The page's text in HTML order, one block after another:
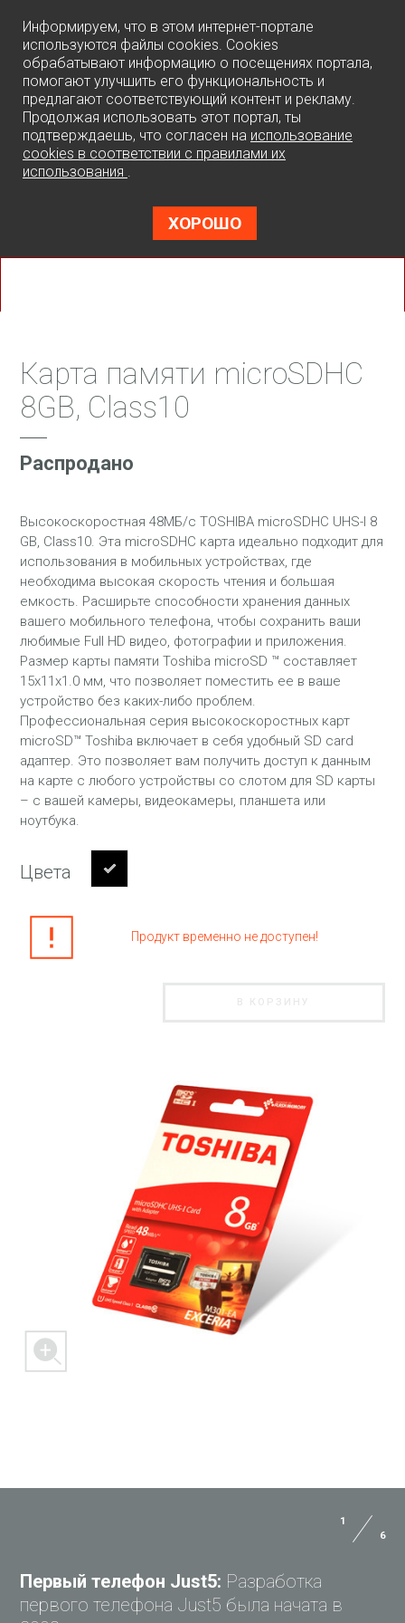
Информируем, что в этом интернет-портале
используются файлы cookies. Cookies
обрабатывают информацию о посещениях портала,
помогают улучшить его функциональность и
предлагают соответствующий контент и рекламу.
Продолжая использовать этот портал, ты
подтверждаешь, что согласен на использование
cookies в соответствии с правилами их
использования .
ХОРОШО
Карта памяти microSDHC
8GB, Class10
Распродано
Высокоскоростная 48МБ/с TOSHIBA microSDHC UHS-I 8
GB, Class10. Эта microSDHC карта идеально подходит для
использования в мобильных устройствах, где
необходима высокая скорость чтения и большая
емкость. Расширьте способности хранения данных
вашего мобильного телефона, чтобы сохранить ваши
любимые Full HD видео, фотографии и приложения.
Размер карты памяти Toshiba microSD ™ составляет
15x11x1.0 мм, что позволяет поместить ее в ваше
устройство без каких-либо проблем.
Профессиональная серия высокоскоростных карт
microSD™ Toshiba включает в себя удобный SD card
адаптер. Это позволяет вам получить доступ к данным
на карте с любого устройствы со слотом для SD карты
– с вашей камеры, видеокамеры, планшета или
ноутбука.
Цвета
Продукт временно не доступен!
1
6
Первый телефон Just5: Разработка
первого телефона Just5 была начата в